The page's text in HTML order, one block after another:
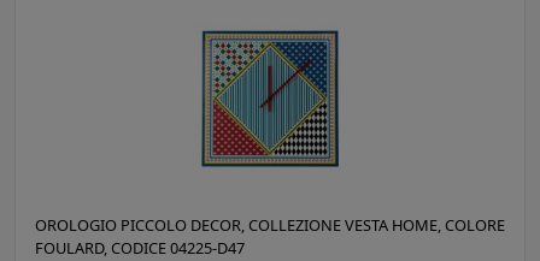
OROLOGIO PICCOLO DECOR, COLLEZIONE VESTA HOME, COLORE
FOULARD, CODICE 04225-D47